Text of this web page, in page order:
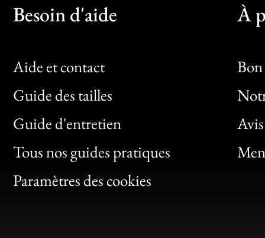
Besoin d'aide
Aide et contact
Guide des tailles
Guide d'entretien
Tous nos guides pratiques
Paramètres des cookies
À
Bon
Clic